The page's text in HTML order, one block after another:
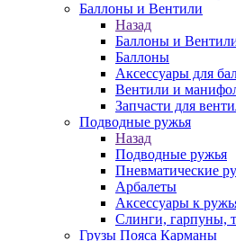
Баллоны и Вентили
Назад
Баллоны и
Баллоны
Аксессуары для
Вентили и
Запчасти для
Подводные ружья
Назад
Подводные ружья
Пневматические
Арбалеты
Аксессуары к
Слинги, гарпуны,
Грузы Пояса Карманы